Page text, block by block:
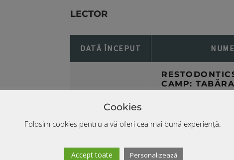
LECTOR
DATĂ ÎNCEPUT NUME
CAMP:
DE
2025)
Cookies
Folosim cookies pentru a vă oferi cea mai bună experiență.
Accept toate Personalizează